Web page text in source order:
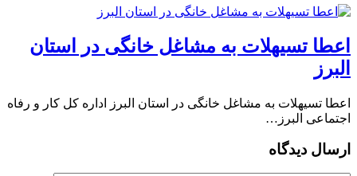
️اعطا تسیهلات به مشاغل خانگی در استان
البرز
️اعطا تسیهلات به مشاغل خانگی در استان البرز اداره کل کار و رفاه
اجتماعی البرز…
ارسال دیدگاه